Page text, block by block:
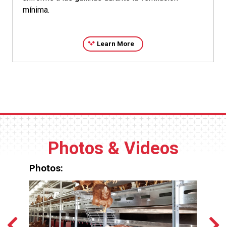
mínima.
Learn More
Photos & Videos
Photos: